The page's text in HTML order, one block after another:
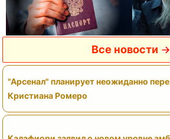
Все новости
"Арсенал" планирует неожиданно
Кристиана Ромеро